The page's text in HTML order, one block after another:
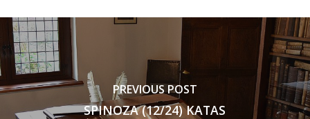
PREVIOUS POST
SPINOZA (12/24) KATAS